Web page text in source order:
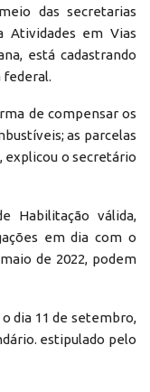
das secretarias
Atividades em Vias
está cadastrando
federal.
de compensar os
as parcelas
explicou o secretário
Habilitação válida,
em dia com o
de 2022, podem
dia 11 de setembro,
estipulado pelo